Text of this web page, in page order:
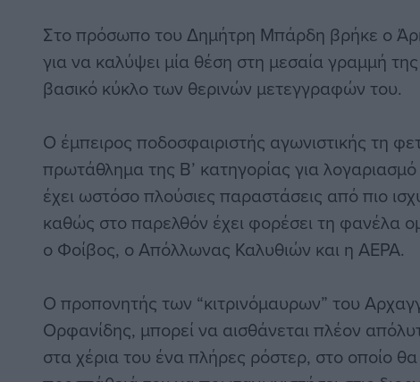
Στο πρόσωπο του Δημήτρη Μπάρδη βρήκε ο
για να καλύψει μία θέση στη μεσαία γραμμή
βασικό κύκλο των θερινών μετεγγραφών του.
Ο έμπειρος ποδοσφαιριστής αγωνιστικής τη
πρωτάθλημα της Β’ κατηγορίας για
έχει ωστόσο πλούσιες παραστάσεις από πιο
καθώς στο παρελθόν έχει φορέσει τη φανέλα
ο Φοίβος, ο Απόλλωνας Καλυθιών και η ΑΕΡΑ.
Ο προπονητής των “κιτρινόμαυρων” του
Ορφανίδης, μπορεί να αισθάνεται πλέον
στα χέρια του ένα πλήρες ρόστερ, στο οποίο